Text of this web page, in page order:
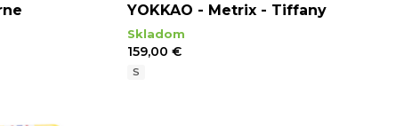
YOKKAO - Metrix - Tiffany
Skladom
159,00 €
S